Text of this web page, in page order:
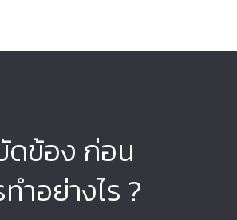
ดข้อง ก่อน
ำอย่างไร ?